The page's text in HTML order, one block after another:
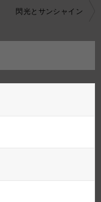
閃光とサンシャイン